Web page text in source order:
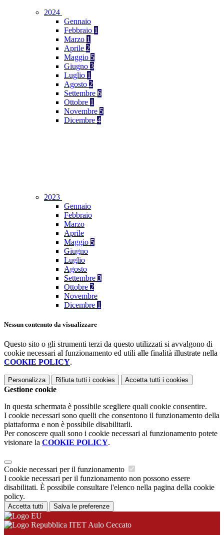
2024
Gennaio
Febbraio 1
Marzo 1
Aprile 2
Maggio 5
Giugno 3
Luglio 1
Agosto 2
Settembre 6
Ottobre 1
Novembre 5
Dicembre 4
2023
Gennaio
Febbraio
Marzo
Aprile
Maggio 5
Giugno
Luglio
Agosto
Settembre 3
Ottobre 2
Novembre
Dicembre 1
Nessun contenuto da visualizzare
Questo sito o gli strumenti terzi da questo utilizzati si avvalgono di
cookie necessari al funzionamento ed utili alle finalità illustrate nella
COOKIE POLICY.
Personalizza Rifiuta tutti i cookies Accetta tutti i cookies
Gestione cookie
In questa schermata è possibile scegliere quali cookie consentire.
I cookie necessari sono quelli che consentono il funzionamento della
piattaforma e non è possibile disabilitarli.
Per conoscere quali sono i cookie necessari al funzionamento potete
visionare la COOKIE POLICY.
Cookie necessari per il funzionamento
I cookie necessari per il funzionamento non possono essere
disabilitati. È possibile consultare l'elenco nella pagina della cookie
policy.
Accetta tutti Salva le preferenze
ITET Aulo Ceccato